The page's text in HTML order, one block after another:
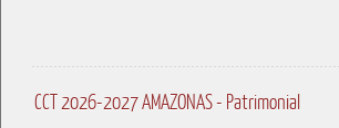
CCT 2026-2027 AMAZONAS - Patrimonial